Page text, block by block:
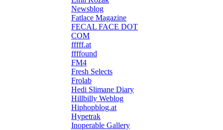
Newsblog
Fatlace Magazine
FECAL FACE DOT
COM
fffff.at
ffffound
FM4
Fresh Selects
Frolab
Hedi Slimane Diary
Hillbilly Weblog
Hiphopblog.at
Hypetrak
Inoperable Gallery